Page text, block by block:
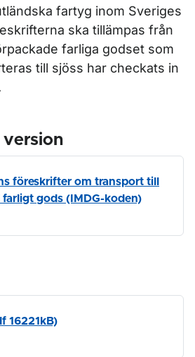
fartyg inom Sveriges
ska tillämpas från
farliga godset som
till sjöss har checkats in
version
föreskrifter om transport till
gods (IMDG-koden)
16221kB)